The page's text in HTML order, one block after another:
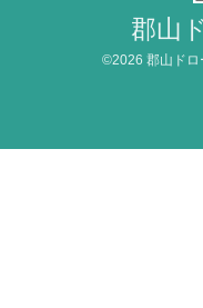
郡山
©2026 郡山ドロ